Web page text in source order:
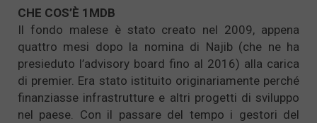
CHE COS’È 1MDB
Il fondo malese è stato creato nel 2009, appena
quattro mesi dopo la nomina di Najib (che ne ha
presieduto l’advisory board fino al 2016) alla carica
di premier. Era stato istituito originariamente perché
finanziasse infrastrutture e altri progetti di sviluppo
nel paese. Con il passare del tempo i gestori del